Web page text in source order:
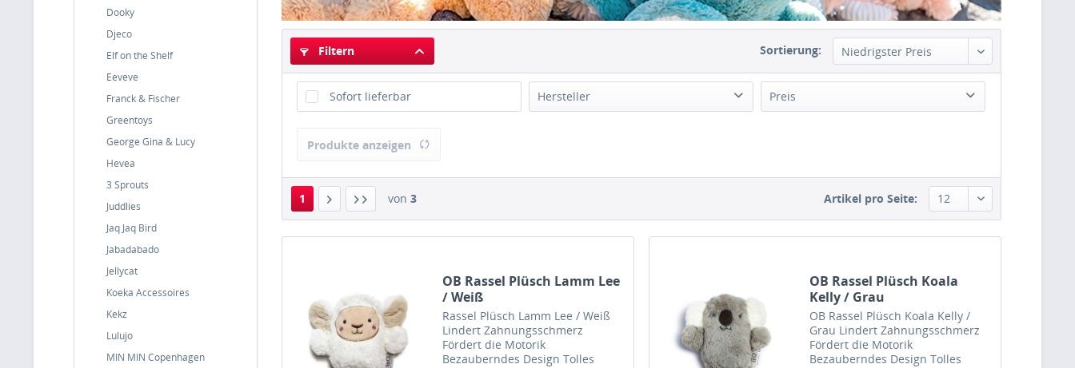
Dooky
Djeco
Elf on the Shelf
Eeveve
Franck & Fischer
Greentoys
George Gina & Lucy
Hevea
3 Sprouts
Juddlies
Jaq Jaq Bird
Jabadabado
Jellycat
Koeka Accessoires
Kekz
Lulujo
MIN MIN Copenhagen
Filtern Sortierung:
Sofort lieferbar Hersteller Preis
Produkte anzeigen
1 von 3 Artikel pro Seite:
OB Rassel Plüsch Lamm Lee
/ Weiß
Rassel Plüsch Lamm Lee / Weiß
Lindert Zahnungsschmerz
Fördert die Motorik
Bezauberndes Design Tolles
OB Rassel Plüsch Koala
Kelly / Grau
OB Rassel Plüsch Koala Kelly /
Grau Lindert Zahnungsschmerz
Fördert die Motorik
Bezauberndes Design Tolles